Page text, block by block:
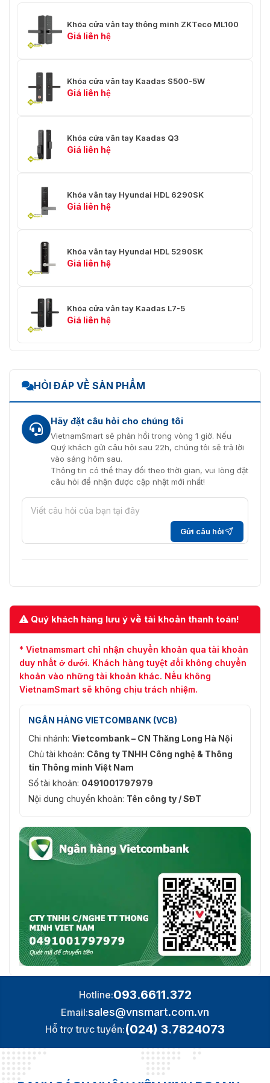
Khóa cửa vân tay thông minh ZKTeco ML100
Giá liên hệ
Khóa cửa vân tay Kaadas S500-5W
Giá liên hệ
Khóa cửa vân tay Kaadas Q3
Giá liên hệ
Khóa vân tay Hyundai HDL 6290SK
Giá liên hệ
Khóa vân tay Hyundai HDL 5290SK
Giá liên hệ
Khóa cửa vân tay Kaadas L7-5
Giá liên hệ
HỎI ĐÁP VỀ SẢN PHẨM
Hãy đặt câu hỏi cho chúng tôi
VietnamSmart sẽ phản hồi trong vòng 1 giờ. Nếu
Quý khách gửi câu hỏi sau 22h, chúng tôi sẽ trả lời
vào sáng hôm sau.
Thông tin có thể thay đổi theo thời gian, vui lòng đặt
câu hỏi để nhận được cập nhật mới nhất!
Gửi câu hỏi
Quý khách hàng lưu ý về tài khoản thanh toán!
* Vietnamsmart chỉ nhận chuyển khoản qua tài khoản
duy nhất ở dưới. Khách hàng tuyệt đối không chuyển
khoản vào những tài khoản khác. Nếu không
VietnamSmart sẽ không chịu trách nhiệm.
NGÂN HÀNG VIETCOMBANK (VCB)
Chi nhánh: Vietcombank – CN Thăng Long Hà Nội
Chủ tài khoản: Công ty TNHH Công nghệ & Thông
tin Thông minh Việt Nam
Số tài khoản: 0491001797979
Nội dung chuyển khoản: Tên công ty / SĐT
Hotline:093.6611.372
Email:sales@vnsmart.com.vn
Hỗ trợ trực tuyến:(024) 3.7824073